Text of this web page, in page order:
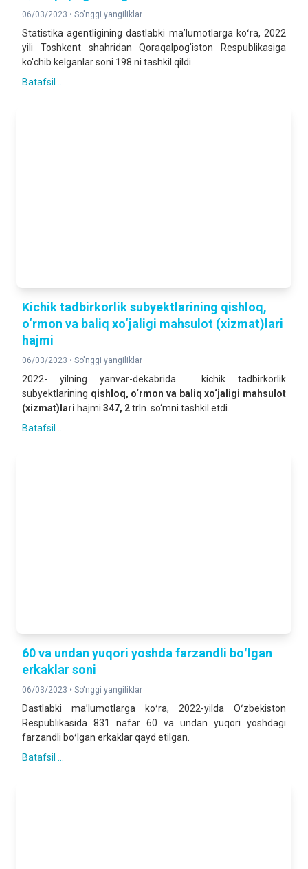
06/03/2023 • So'nggi yangiliklar
Statistika agentligining dastlabki maʼlumotlarga koʻra, 2022
yili Toshkent shahridan Qoraqalpog'iston Respublikasiga
ko'chib kelganlar soni 198 ni tashkil qildi.
Batafsil ...
Kichik tadbirkorlik subyektlarining qishloq,
o‘rmon va baliq xo‘jaligi mahsulot (xizmat)lari
hajmi
06/03/2023 • So'nggi yangiliklar
2022- yilning yanvar-dekabrida kichik tadbirkorlik
subyektlarining qishloq, o‘rmon va baliq xo‘jaligi mahsulot
(xizmat)lari hajmi 347, 2trln. so‘mni tashkil etdi.
Batafsil ...
60 va undan yuqori yoshda farzandli boʻlgan
erkaklar soni
06/03/2023 • So'nggi yangiliklar
Dastlabki maʼlumotlarga koʻra, 2022-yilda Oʻzbekiston
Respublikasida 831 nafar 60 va undan yuqori yoshdagi
farzandli boʻlgan erkaklar qayd etilgan.
Batafsil ...